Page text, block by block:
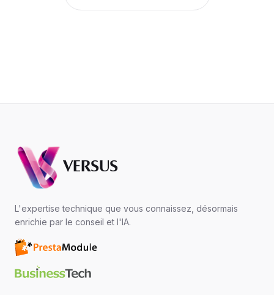
VERSUS
L'expertise technique que vous connaissez, désormais
enrichie par le conseil et l'IA.